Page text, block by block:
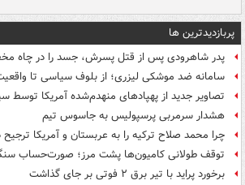
پربازدیدترین ها
پدر شاهرودی پس از قتل پسرش، جسد را در چاه
سامانه ضد موشکی لیزری؛ از بلوف سیاسی تا
تصاویر جدید از پهپادهای منهدم‌شده آمریکا توسط
هشدار سرمربی پرسپولیس به جاسوس تیم
چرا محمد صلاح ترکیه را به عربستان و آمریکا ترجیح
توقف طولانی کامیون‌ها پشت مرز؛ صورت‌حساب
برخورد پراید با تیر برق ۲ فوتی بر جای گذاشت